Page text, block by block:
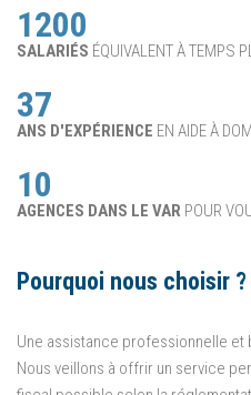
1200
SALARIÉS ÉQUIVALENT À TEMPS
37
ANS D'EXPÉRIENCE EN AIDE À
10
AGENCES DANS LE VAR POUR
Pourquoi nous choisir ?
Une assistance professionnelle et
Nous veillons à offrir un service